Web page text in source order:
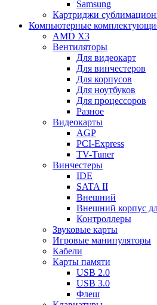
Samsung
Картриджи
Компьютерные
AMD X3
Вентиляторы
Для видеокарт
Для винчестеров
Для корпусов
Для ноутбуков
Для процессоров
Разное
Видеокарты
AGP
PCI-Express
TV-Tuner
Винчестеры
IDE
SATA II
Внешний
Внешний корпус
Контроллеры
Звуковые карты
Игровые манипуляторы
Кабели
Карты памяти
USB 2.0
USB 3.0
Флеш